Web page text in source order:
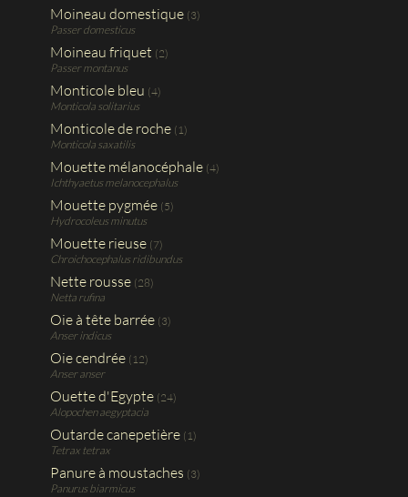
Moineau domestique (3)
Passer domesticus
Moineau friquet (2)
Passer montanus
Monticole bleu (4)
Monticola solitarius
Monticole de roche (1)
Monticola saxatilis
Mouette mélanocéphale (4)
Ichthyaetus melanocephalus
Mouette pygmée (5)
Hydrocoleus minutus
Mouette rieuse (7)
Chroichocephalus ridibundus
Nette rousse (28)
Netta rufina
Oie à tête barrée (3)
Anser indicus
Oie cendrée (12)
Anser anser
Ouette d'Egypte (24)
Alopochen aegyptacia
Outarde canepetière (1)
Tetrax tetrax
Panure à moustaches (3)
Panurus biarmicus